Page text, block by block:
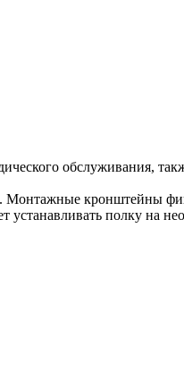
обслуживания,
Монтажные кронштейны
полку на